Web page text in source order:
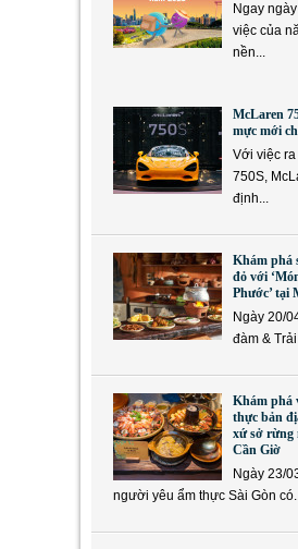
Ngay
việc của
nền...
McLaren
mực mới
Với việc ra
750S,
định...
Khám phá
đỏ với
Phước’ tại
Ngày 20/
đàm &
Khám phá
thực bản
xứ sở rừng
Cần Giờ
Ngày 23/
người yêu ẩm thực Sài Gòn